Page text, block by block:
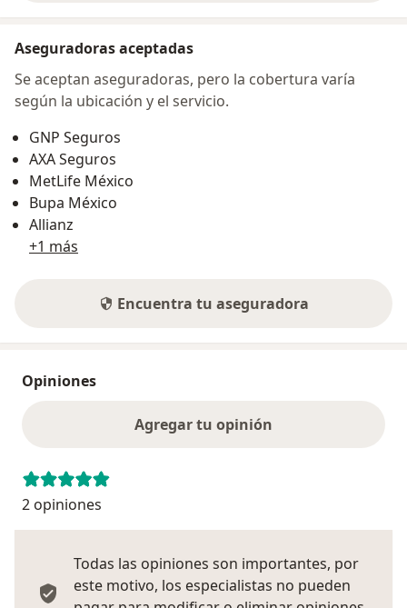
Aseguradoras aceptadas
Se aceptan aseguradoras, pero la cobertura varía
según la ubicación y el servicio.
GNP Seguros
AXA Seguros
MetLife México
Bupa México
Allianz
+1 más
Encuentra tu aseguradora
Opiniones
Agregar tu opinión
2 opiniones
Todas las opiniones son importantes, por
este motivo, los especialistas no pueden